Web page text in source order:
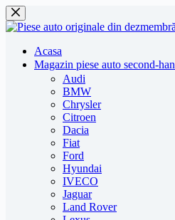
Sari
la
Acasa
Magazin piese auto second-
Audi
BMW
Chrysler
Citroen
Dacia
Fiat
Ford
Hyundai
IVECO
Jaguar
Land Rover